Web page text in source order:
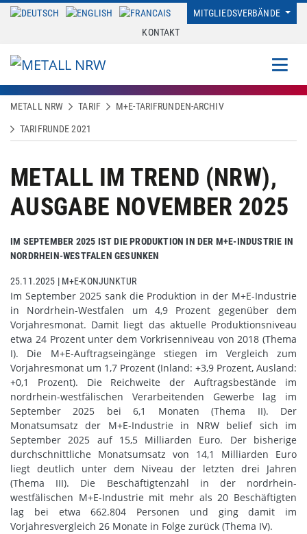
MITGLIEDSVERBÄNDE
KONTAKT
METALL NRW TARIF M+E-TARIFRUNDEN-ARCHIV
TARIFRUNDE 2021
METALL IM TREND (NRW),
AUSGABE NOVEMBER 2025
IM SEPTEMBER 2025 IST DIE PRODUKTION IN DER M+E-INDUSTRIE IN
NORDRHEIN-WESTFALEN GESUNKEN
25.11.2025 | M+E-KONJUNKTUR
Im September 2025 sank die Produktion in der M+E-Industrie
in Nordrhein-Westfalen um 4,9 Prozent gegenüber dem
Vorjahresmonat. Damit liegt das aktuelle Produktionsniveau
etwa 24 Prozent unter dem Vorkrisenniveau von 2018 (Thema
I). Die M+E-Auftragseingänge stiegen im Vergleich zum
Vorjahresmonat um 1,7 Prozent (Inland: +3,9 Prozent, Ausland:
+0,1 Prozent). Die Reichweite der Auftragsbestände im
nordrhein-westfälischen Verarbeitenden Gewerbe lag im
September 2025 bei 6,1 Monaten (Thema II). Der
Monatsumsatz der M+E-Industrie in NRW belief sich im
September 2025 auf 15,5 Milliarden Euro. Der bisherige
durchschnittliche Monatsumsatz von 14,1 Milliarden Euro
liegt deutlich unter dem Niveau der letzten drei Jahren
(Thema III). Die Beschäftigtenzahl in der nordrhein-
westfälischen M+E-Industrie mit mehr als 20 Beschäftigten
lag bei etwa 662.804 Personen und ging damit im
Vorjahresvergleich 26 Monate in Folge zurück (Thema IV).